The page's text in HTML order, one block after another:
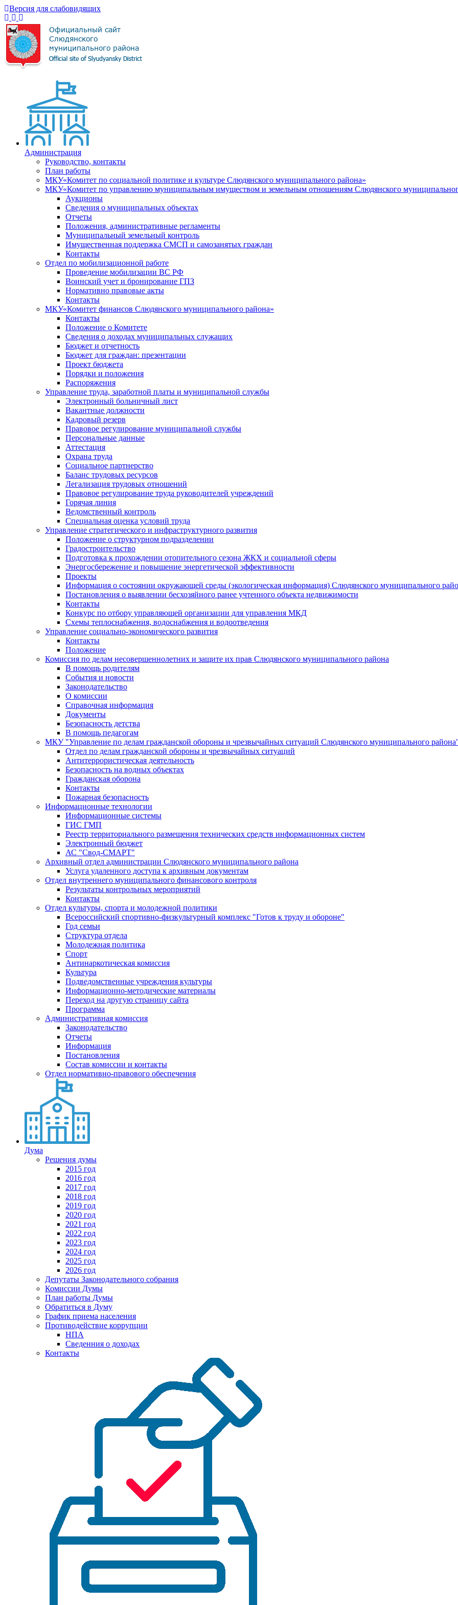
Версия для слабовидящих
Администрация
Руководство, контакты
План работы
МКУ«Комитет по социальной политике и культуре Слюдянского муниципального района»
МКУ«Комитет по управлению муниципальным имуществом и земельным отношениям Слюдянского
Аукционы
Сведения о муниципальных объектах
Отчеты
Положения, административные регламенты
Муниципальный земельный контроль
Имущественная поддержка СМСП и самозанятых граждан
Контакты
Отдел по мобилизационной работе
Проведение мобилизации ВС РФ
Воинский учет и бронирование ГПЗ
Нормативно правовые акты
Контакты
МКУ«Комитет финансов Слюдянского муниципального района»
Контакты
Положение о Комитете
Сведения о доходах муниципальных служащих
Бюджет и отчетность
Бюджет для граждан: презентации
Проект бюджета
Порядки и положения
Распоряжения
Управление труда, заработной платы и муниципальной службы
Электронный больничный лист
Вакантные должности
Кадровый резерв
Правовое регулирование муниципальной службы
Персональные данные
Аттестация
Охрана труда
Социальное партнерство
Баланс трудовых ресурсов
Легализация трудовых отношений
Правовое регулирование труда руководителей учреждений
Горячая линия
Ведомственный контроль
Специальная оценка условий труда
Управление стратегического и инфраструктурного развития
Положение о структурном подразделении
Градостроительство
Подготовка к прохождении отопительного сезона ЖКХ и социальной сферы
Энергосбережение и повышение энергетической эффективности
Проекты
Информация о состоянии окружающей среды (экологическая информация) Слюдянского муниципального
Постановления о выявлении бесхозяйного ранее учтенного объекта недвижимости
Контакты
Конкурс по отбору управляющей организации для управления МКД
Схемы теплоснабжения, водоснабжения и водоотведения
Управление социально-экономического развития
Контакты
Положение
Комиссия по делам несовершеннолетних и защите их прав Слюдянского муниципального района
В помощь родителям
События и новости
Законодательство
О комиссии
Справочная информация
Документы
Безопасность детства
В помощь педагогам
МКУ "Управление по делам гражданской обороны и чрезвычайных ситуаций Слюдянского муниципального
Отдел по делам гражданской обороны и чрезвычайных ситуаций
Антитеррористическая деятельность
Безопасность на водных объектах
Гражданская оборона
Контакты
Пожарная безопасность
Информационные технологии
Информационные системы
ГИС ГМП
Реестр территориального размещения технических средств информационных систем
Электронный бюджет
АС "Свод-СМАРТ"
Архивный отдел администрации Слюдянского муниципального района
Услуга удаленного доступа к архивным документам
Отдел внутреннего муниципального финансового контроля
Результаты контрольных мероприятий
Контакты
Отдел культуры, спорта и молодежной политики
Всероссийский спортивно-физкультурный комплекс "Готов к труду и обороне"
Год семьи
Структура отдела
Молодежная политика
Спорт
Антинаркотическая комиссия
Культура
Подведомственные учреждения культуры
Информационно-методические материалы
Переход на другую страницу сайта
Программа
Административная комиссия
Законодательство
Отчеты
Информация
Постановления
Состав комиссии и контакты
Отдел нормативно-правового обеспечения
Дума
Решения думы
2015 год
2016 год
2017 год
2018 год
2019 год
2020 год
2021 год
2022 год
2023 год
2024 год
2025 год
2026 год
Депутаты Законодательного собрания
Комиссии Думы
План работы Думы
Обратиться в Думу
График приема населения
Противодействие коррупции
НПА
Сведенния о доходах
Контакты